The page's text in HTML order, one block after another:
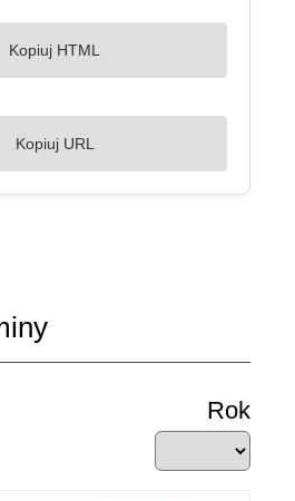
Kopiuj HTML
Kopiuj URL
Rok